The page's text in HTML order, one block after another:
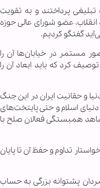
پرداختند و به تقویت
عضو شورای عالی حوزه
گفتگو کردیم.
مستمر در خیابان‌ها آن را
کرد که باید ابعاد آن را
و حقانیت ایران در این جنگ
اسلام و حتی پایتخت‌های
شاهد همبستگی فعالان صلح با
تداوم و حفظ آن تا پایان
پشتوانه‌ بزرگی به حساب